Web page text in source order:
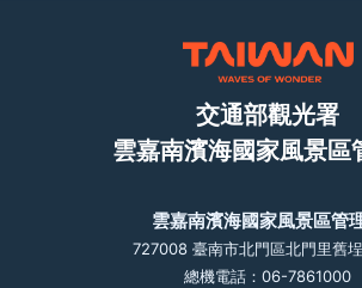
交通部觀光署
雲嘉南濱海國家風景區
雲嘉南濱海國家風景區管
727008 臺南市北門區北門里舊
總機電話：06-7861000